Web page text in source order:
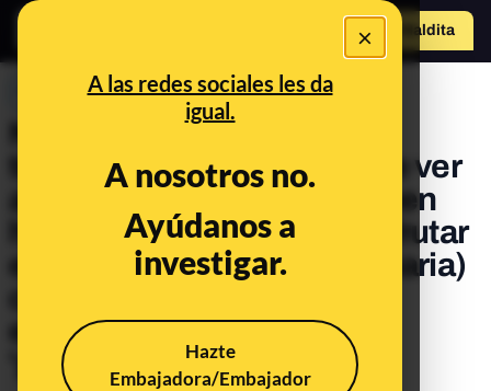
×
A las redes sociales les da
igual.
A nosotros no.
Ayúdanos a
investigar.
Hazte
Embajadora/Embajador
Hazte Maldita
PREBUNKING
No, Pablo Iglesias no ha
tuiteado que le enorgullece ver
a los 'inmigrantes que vienen
huyendo de la miseria' disfrutar
en Maspalomas (Gran Canaria)
españoles: es una cuenta
'parodia'